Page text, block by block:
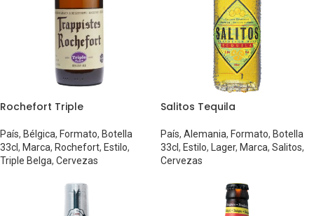
Rochefort Triple
País, Bélgica, Formato, Botella
33cl, Marca, Rochefort, Estilo,
Triple Belga, Cervezas
Salitos Tequila
País, Alemania, Formato, Botella
33cl, Estilo, Lager, Marca, Salitos,
Cervezas